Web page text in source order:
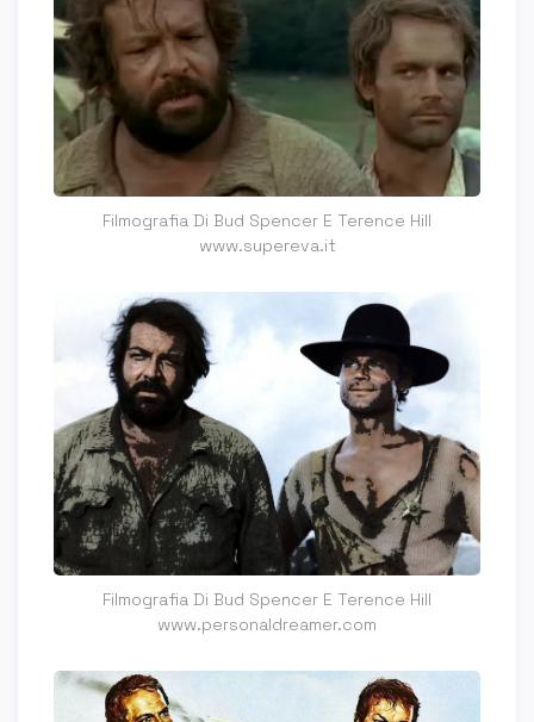
Filmografia Di Bud Spencer E Terence Hill
www.supereva.it
Filmografia Di Bud Spencer E Terence Hill
www.personaldreamer.com